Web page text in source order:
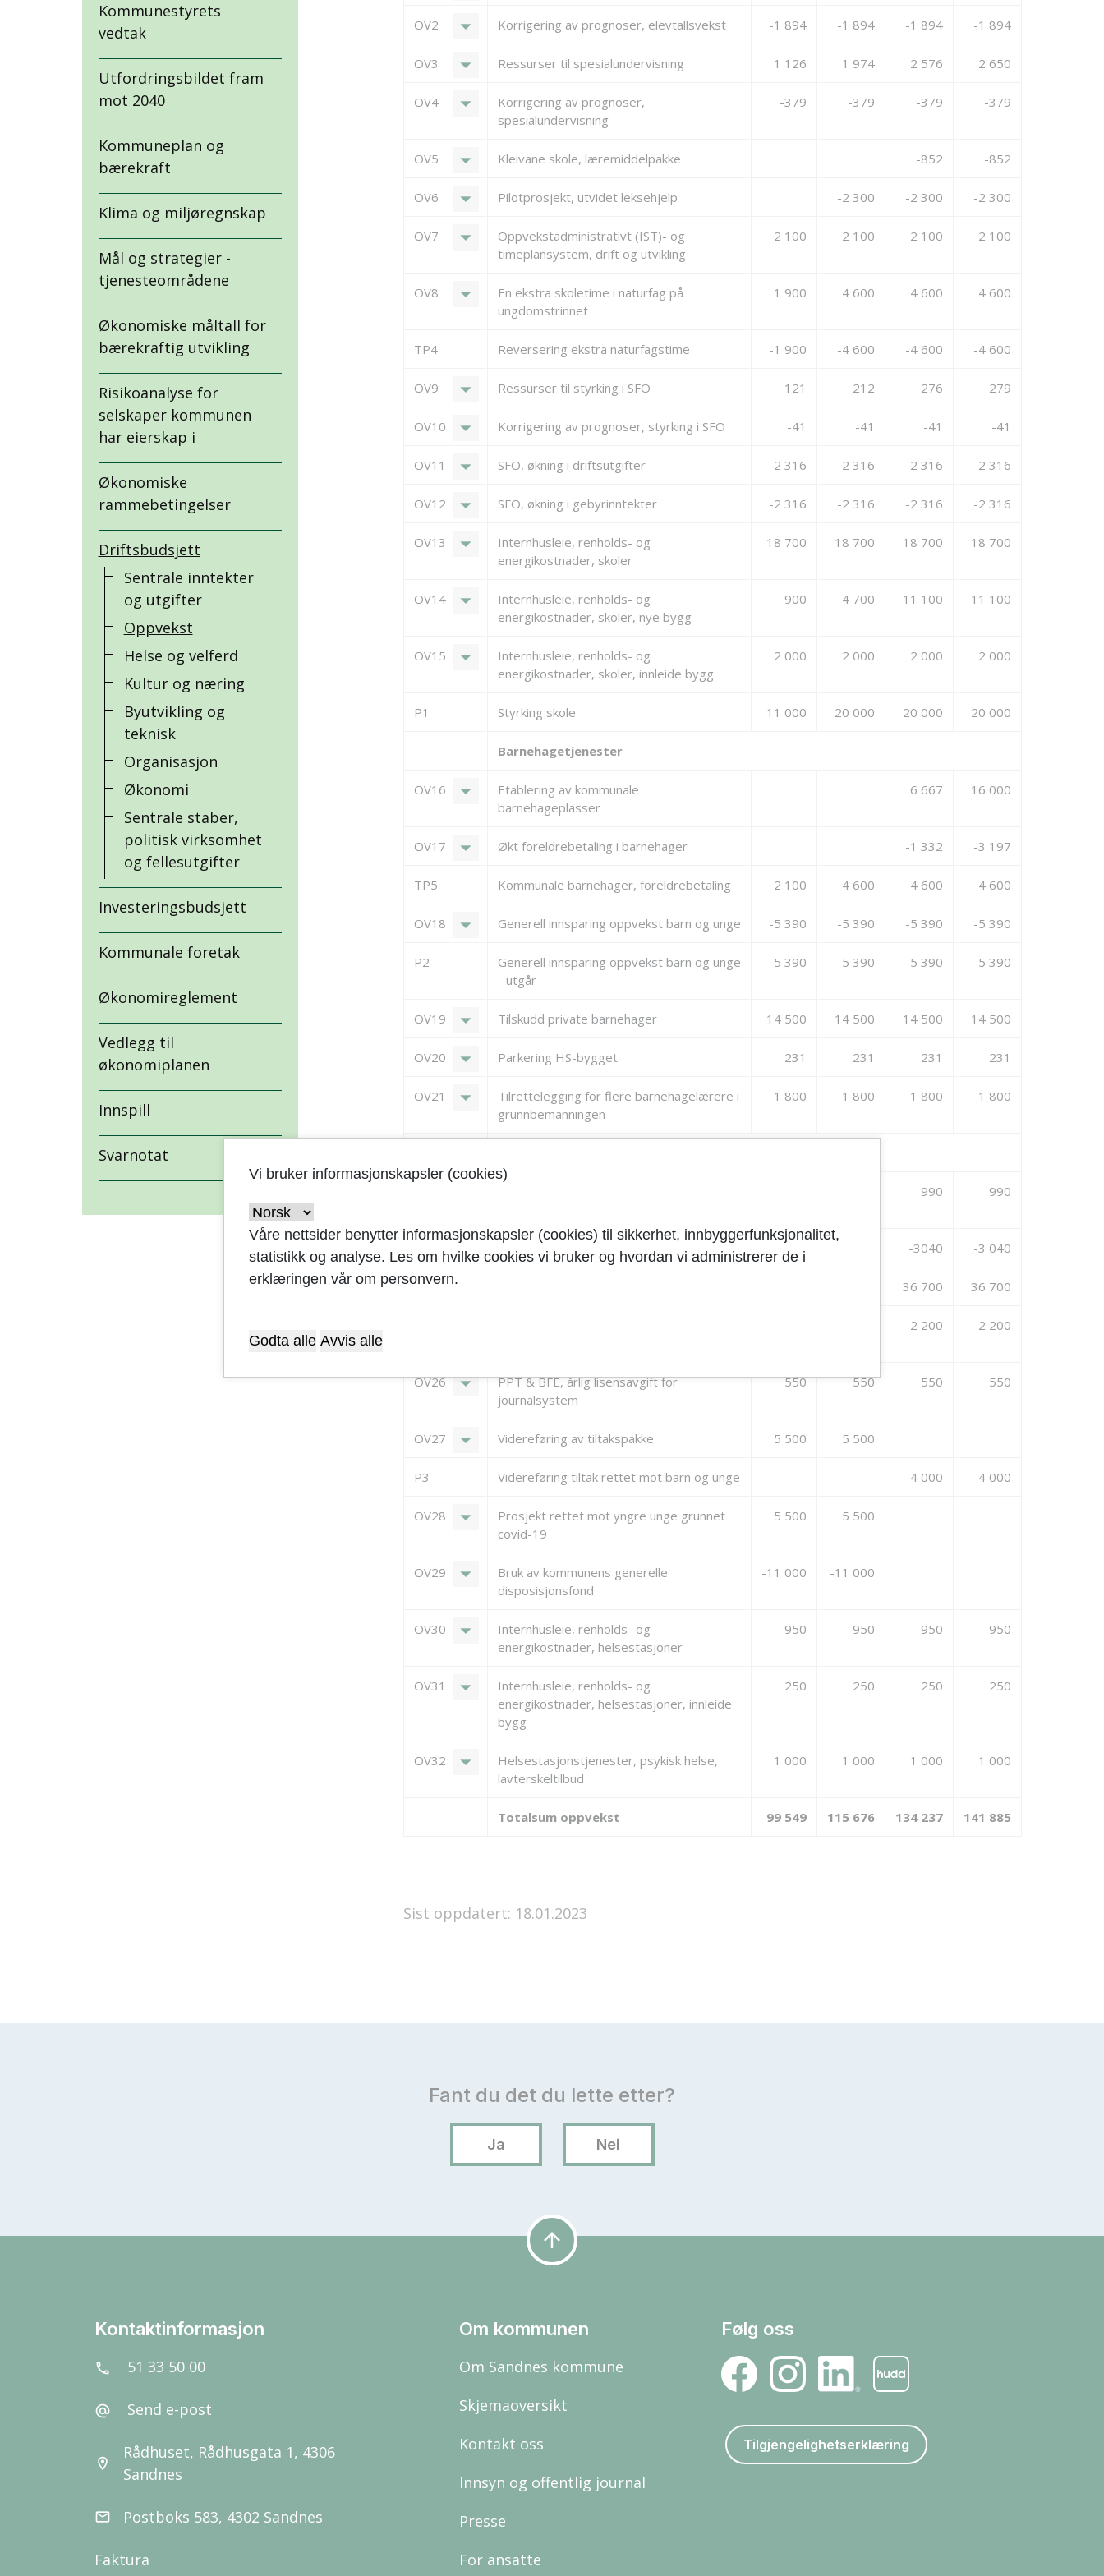
Kommunestyrets
vedtak
Utfordringsbildet fram
mot 2040
Kommuneplan og
bærekraft
Klima og miljøregnskap
Mål og strategier -
tjenesteområdene
Økonomiske måltall for
bærekraftig utvikling
Risikoanalyse for
selskaper kommunen
har eierskap i
Økonomiske
rammebetingelser
Driftsbudsjett
Sentrale inntekter
og utgifter
Oppvekst
Helse og velferd
Kultur og næring
Byutvikling og
teknisk
Organisasjon
Økonomi
Sentrale staber,
politisk virksomhet
og fellesutgifter
Investeringsbudsjett
Kommunale foretak
Økonomireglement
Vedlegg til
økonomiplanen
Innspill
Svarnotat
OV2 arrow_drop_down Korrigering av prognoser, elevtallsvekst -1 894 -1 894 -1 894 -1 894
OV3 arrow_drop_down Ressurser til spesialundervisning 1 126 1 974 2 576 2 650
OV4 arrow_drop_down
Korrigering av prognoser,
spesialundervisning
-379 -379 -379 -379
OV5 arrow_drop_down Kleivane skole, læremiddelpakke -852 -852
OV6 arrow_drop_down Pilotprosjekt, utvidet leksehjelp -2 300 -2 300 -2 300
OV7 arrow_drop_down
Oppvekstadministrativt (IST)- og
timeplansystem, drift og utvikling
2 100 2 100 2 100 2 100
OV8 arrow_drop_down
En ekstra skoletime i naturfag på
ungdomstrinnet
1 900 4 600 4 600 4 600
TP4 Reversering ekstra naturfagstime -1 900 -4 600 -4 600 -4 600
OV9 arrow_drop_down Ressurser til styrking i SFO 121 212 276 279
OV10 arrow_drop_down Korrigering av prognoser, styrking i SFO -41 -41 -41 -41
OV11 arrow_drop_down SFO, økning i driftsutgifter 2 316 2 316 2 316 2 316
OV12 arrow_drop_down SFO, økning i gebyrinntekter -2 316 -2 316 -2 316 -2 316
OV13 arrow_drop_down
Internhusleie, renholds- og
energikostnader, skoler
18 700 18 700 18 700 18 700
OV14 arrow_drop_down
Internhusleie, renholds- og
energikostnader, skoler, nye bygg
900 4 700 11 100 11 100
OV15 arrow_drop_down
Internhusleie, renholds- og
energikostnader, skoler, innleide bygg
2 000 2 000 2 000 2 000
P1 Styrking skole 11 000 20 000 20 000 20 000
Barnehagetjenester
OV16 arrow_drop_down
Etablering av kommunale
barnehageplasser
6 667 16 000
OV17 arrow_drop_down Økt foreldrebetaling i barnehager -1 332 -3 197
TP5 Kommunale barnehager, foreldrebetaling 2 100 4 600 4 600 4 600
OV18 arrow_drop_down Generell innsparing oppvekst barn og unge -5 390 -5 390 -5 390 -5 390
P2
Generell innsparing oppvekst barn og unge
- utgår
5 390 5 390 5 390 5 390
OV19 arrow_drop_down Tilskudd private barnehager 14 500 14 500 14 500 14 500
OV20 arrow_drop_down Parkering HS-bygget 231 231 231 231
OV21 arrow_drop_down
Tilrettelegging for flere barnehagelærere i
grunnbemanningen
1 800 1 800 1 800 1 800
990 990
OV23 arrow_drop_down PPT, selvfinansiering av årsverk -3040 -3 040
OV24 arrow_drop_down 36 700 36 700
2 200 2 200
OV26 arrow_drop_down
PPT & BFE, årlig lisensavgift for
journalsystem
550 550 550 550
OV27 arrow_drop_down Videreføring av tiltakspakke 5 500 5 500
P3 Videreføring tiltak rettet mot barn og unge 4 000 4 000
OV28 arrow_drop_down
Prosjekt rettet mot yngre unge grunnet
covid-19
5 500 5 500
OV29 arrow_drop_down
Bruk av kommunens generelle
disposisjonsfond
-11 000 -11 000
OV30 arrow_drop_down
Internhusleie, renholds- og
energikostnader, helsestasjoner
950 950 950 950
OV31 arrow_drop_down
Internhusleie, renholds- og
energikostnader, helsestasjoner, innleide
bygg
250 250 250 250
OV32 arrow_drop_down
Helsestasjonstjenester, psykisk helse,
lavterskeltilbud
1 000 1 000 1 000 1 000
Totalsum oppvekst 99 549 115 676 134 237 141 885
Sist oppdatert: 18.01.2023
arrow_upward
Kontaktinformasjon
call 51 33 50 00
alternate_email Send e-post
location_on
Rådhuset, Rådhusgata 1, 4306
Sandnes
email Postboks 583, 4302 Sandnes
Faktura
Om kommunen
Om Sandnes kommune
Skjemaoversikt
Kontakt oss
Innsyn og offentlig journal
Presse
For ansatte
Følg oss
Tilgjengelighetserklæring
Vi bruker informasjonskapsler (cookies)
Våre nettsider benytter informasjonskapsler (cookies) til sikkerhet, innbyggerfunksjonalitet,
statistikk og analyse. Les om hvilke cookies vi bruker og hvordan vi administrerer de i
erklæringen vår om personvern.
Godta alle Avvis alle